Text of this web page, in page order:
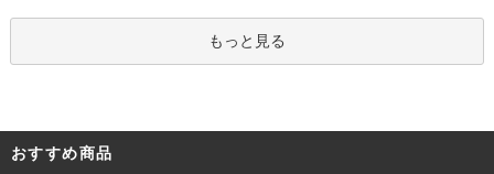
もっと見る
おすすめ商品